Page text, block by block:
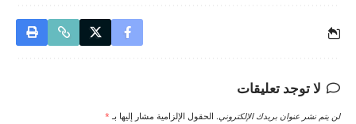
لا توجد تعليقات
لن يتم نشر عنوان بريدك الإلكتروني. الحقول الإلزامية مشار إليها بـ *